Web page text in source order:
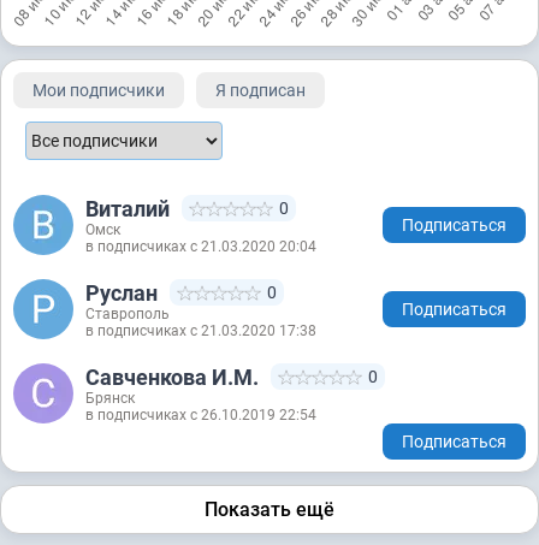
Мои подписчики Я подписан
Виталий 0
Омск
в подписчиках с 21.03.2020 20:04
Подписаться
Руслан 0
Ставрополь
в подписчиках с 21.03.2020 17:38
Подписаться
Савченкова И.М. 0
Брянск
в подписчиках с 26.10.2019 22:54
Подписаться
Показать ещё